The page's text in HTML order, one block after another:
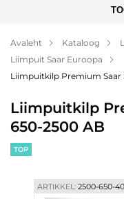
Makse
Meist
Kontaktid
Avaleht Kataloog
Liimpuit Saar Euroopa
Liimpuitkilp Premium Saar
Liimpuitkilp
650-2500 AB
TOP
ARTIKKEL:2500-650-